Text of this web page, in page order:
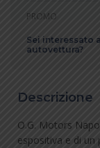
PROMO
Sei interessato
autovettura?
Descrizione
O.G. Motors
espositiva e di un